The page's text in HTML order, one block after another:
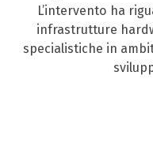
L’intervento ha
infrastrutture
specialistiche in